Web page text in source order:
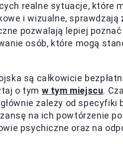
realne sytuacje, które
i wizualne, sprawdzają
pozwalają lepiej
osób, które mogą
są całkowicie
o tym w tym miejscu.
zależy od specyfiki
na ich powtórzenie
psychiczne oraz na